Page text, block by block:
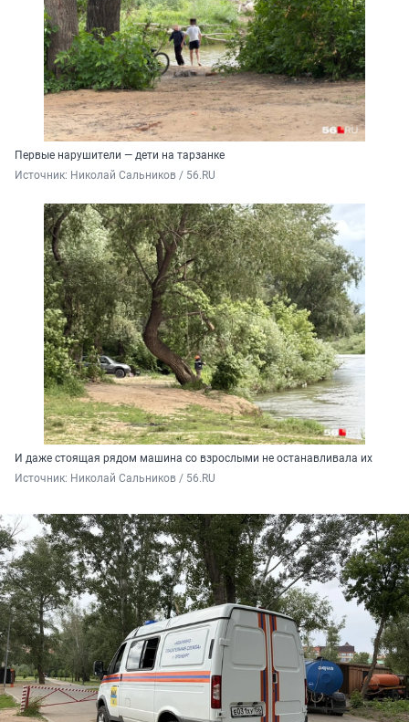
Первые нарушители — дети на тарзанке
Источник: Николай Сальников / 56.RU
И даже стоящая рядом машина со взрослыми не останавливала их
Источник: Николай Сальников / 56.RU